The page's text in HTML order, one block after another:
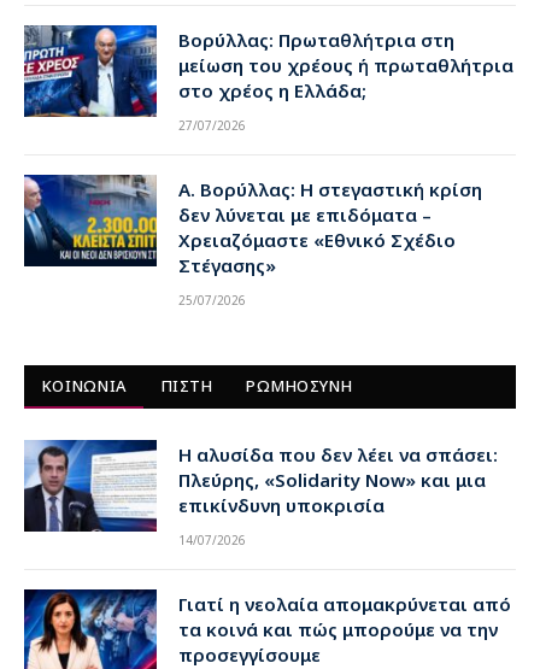
Βορύλλας: Πρωταθλήτρια στη
μείωση του χρέους ή πρωταθλήτρια
στο χρέος η Ελλάδα;
27/07/2026
Α. Βορύλλας: Η στεγαστική κρίση
δεν λύνεται με επιδόματα –
Χρειαζόμαστε «Εθνικό Σχέδιο
Στέγασης»
25/07/2026
ΚΟΙΝΩΝΙΑ ΠΙΣΤΗ ΡΩΜΗΟΣΥΝΗ
Η αλυσίδα που δεν λέει να σπάσει:
Πλεύρης, «Solidarity Now» και μια
επικίνδυνη υποκρισία
14/07/2026
Γιατί η νεολαία απομακρύνεται από
τα κοινά και πώς μπορούμε να την
προσεγγίσουμε